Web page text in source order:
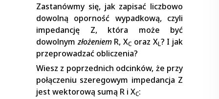
Zastanówmy się, jak zapisać liczbowo
dowolną oporność wypadkową, czyli
impedancję Z, która może być
dowolnymzłożeniemR, XC oraz XL? I jak
przeprowadzać obliczenia?
Wiesz z poprzednich odcinków, że przy
połączeniu szeregowym impedancja Z
jest wektorową sumą R i XC: